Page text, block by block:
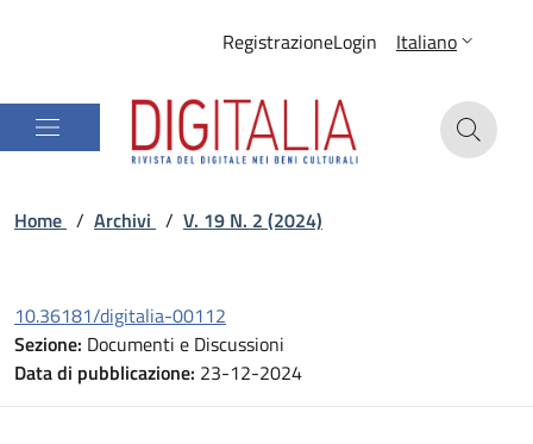
RegistrazioneLogin Italiano
Home / Archivi / V. 19 N. 2 (2024)
10.36181/digitalia-00112
Sezione: Documenti e Discussioni
Data di pubblicazione: 23-12-2024